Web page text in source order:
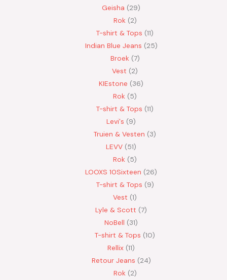
Geisha
29
Rok 2
T-shirt & Tops 11
Indian Blue Jeans 25
Broek 7
Vest
2
KIEstone
36
Rok 5
T-shirt & Tops 11
Levi's
9
Truien & Vesten
3
LEVV 51
Rok 5
LOOXS 10Sixteen
26
T-shirt & Tops 9
Vest 1
Lyle & Scott 7
NoBell
31
T-shirt & Tops 10
Rellix 11
Retour Jeans 24
Rok 2